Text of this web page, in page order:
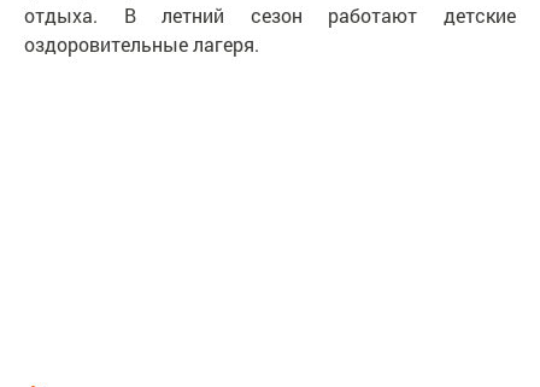
отдыха. В летний сезон работают детские
оздоровительные лагеря.